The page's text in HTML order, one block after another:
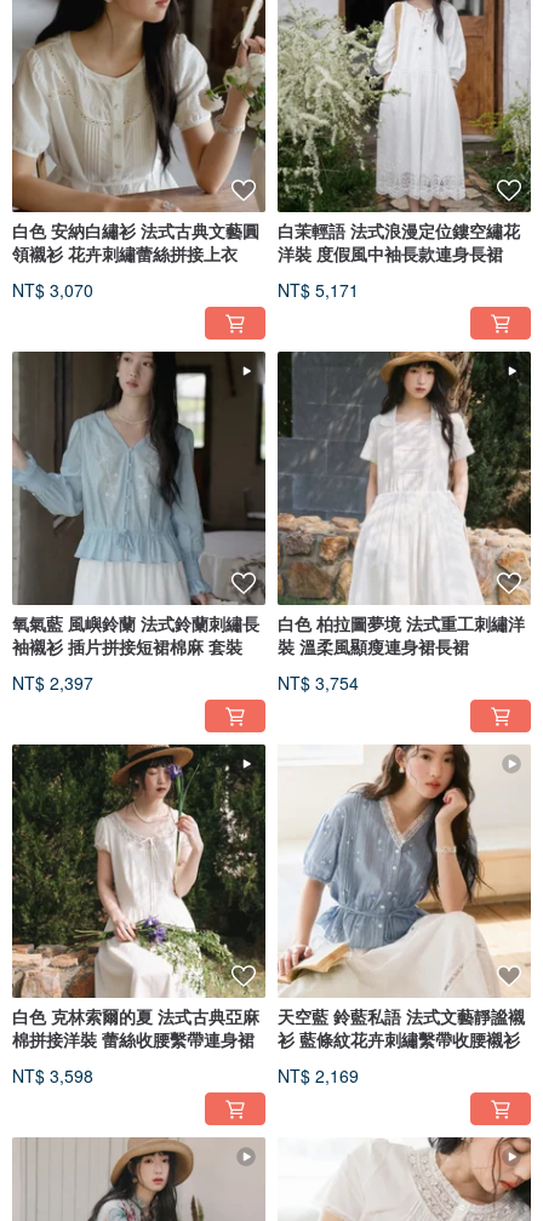
白色 安納白繡衫 法式古典文藝圓
領襯衫 花卉刺繡蕾絲拼接上衣
NT$ 3,070
白茉輕語 法式浪漫定位鏤空繡花
洋裝 度假風中袖長款連身長裙
NT$ 5,171
氧氣藍 風嶼鈴蘭 法式鈴蘭刺繡長
袖襯衫 插片拼接短裙棉麻 套裝
NT$ 2,397
白色 柏拉圖夢境 法式重工刺繡洋
裝 溫柔風顯瘦連身裙長裙
NT$ 3,754
白色 克林索爾的夏 法式古典亞麻
棉拼接洋裝 蕾絲收腰繫帶連身裙
NT$ 3,598
天空藍 鈴藍私語 法式文藝靜謐襯
衫 藍條紋花卉刺繡繫帶收腰襯衫
NT$ 2,169